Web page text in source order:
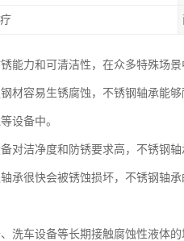
能力和可清洁性，在众多特殊场
材容易生锈腐蚀，不锈钢轴承能
设备中。
对洁净度和防锈要求高，不锈钢
承很快会被锈蚀损坏，不锈钢轴
洗车设备等长期接触腐蚀性液体